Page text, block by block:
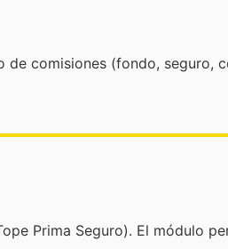
de comisiones (fondo, seguro,
Prima Seguro). El módulo